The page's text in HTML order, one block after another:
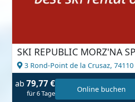
SKI REPUBLIC MORZ'NA
3 Rond-Point de la Crusaz,
ab 79,77 €
für 6 Tage Online buchen